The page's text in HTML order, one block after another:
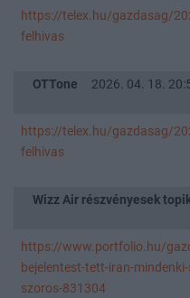
https://telex.hu/gazdasag/
felhivas
OTTone
2026. 04. 18.
https://telex.hu/gazdasag/
felhivas
Wizz Air részvényesek
https://www.portfolio.hu/
bejelentest-tett-iran-
szoros-831304